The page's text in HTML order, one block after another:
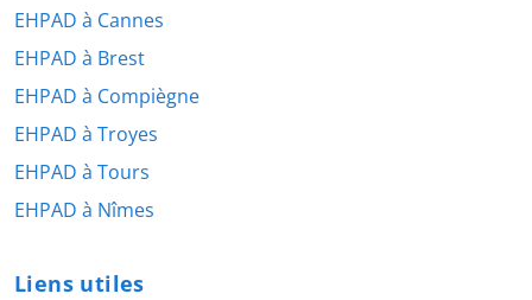
EHPAD à Cannes
EHPAD à Brest
EHPAD à Compiègne
EHPAD à Troyes
EHPAD à Tours
EHPAD à Nîmes
Liens utiles